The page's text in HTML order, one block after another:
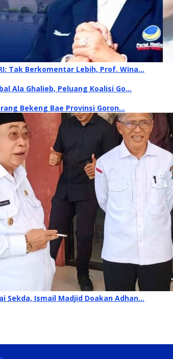
Tak Berkomentar Lebih, Prof. Wina…
Ala Ghalieb, Peluang Koalisi Go…
Bekeng Bae Provinsi Goron…
Sekda, Ismail Madjid Doakan Adhan…